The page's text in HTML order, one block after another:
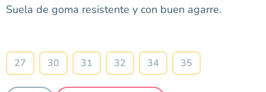
Suela de goma resistente y con buen agarre.
27 30 31 32 34 35